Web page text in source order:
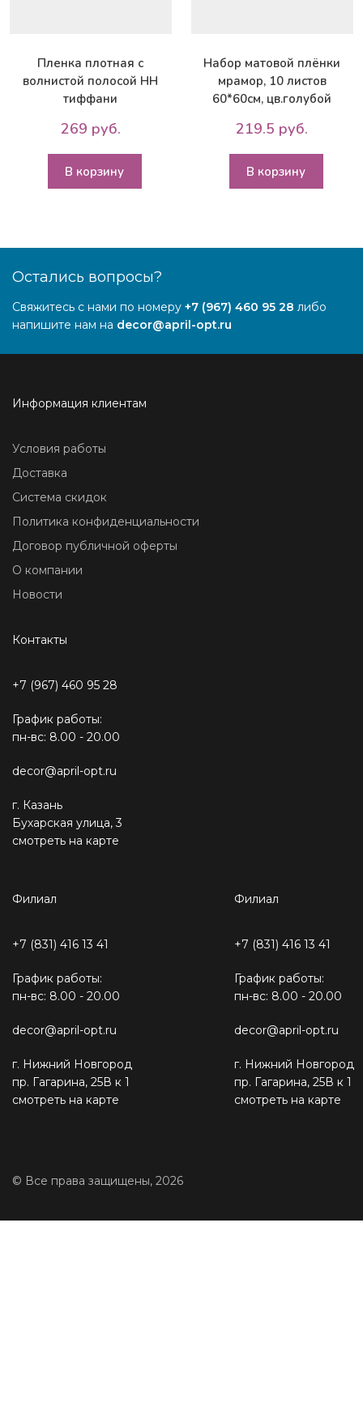
Пленка плотная с
волнистой полосой НН
тиффани
269 руб.
В корзину
Набор матовой плёнки
мрамор, 10 листов
60*60см, цв.голубой
219.5 руб.
В корзину
Остались вопросы?
Свяжитесь с нами по номеру +7 (967) 460 95 28 либо
напишите нам на decor@april-opt.ru
Информация клиентам
Условия работы
Доставка
Система скидок
Политика конфиденциальности
Договор публичной оферты
О компании
Новости
Контакты
+7 (967) 460 95 28
График работы:
пн-вс: 8.00 - 20.00
decor@april-opt.ru
г. Казань
Бухарская улица, 3
смотреть на карте
Филиал
+7 (831) 416 13 41
График работы:
пн-вс: 8.00 - 20.00
decor@april-opt.ru
г. Нижний Новгород
пр. Гагарина, 25В к 1
смотреть на карте
Филиал
+7 (831) 416 13 41
График работы:
пн-вс: 8.00 - 20.00
decor@april-opt.ru
г. Нижний Новгород
пр. Гагарина, 25В к 1
смотреть на карте
© Все права защищены, 2026